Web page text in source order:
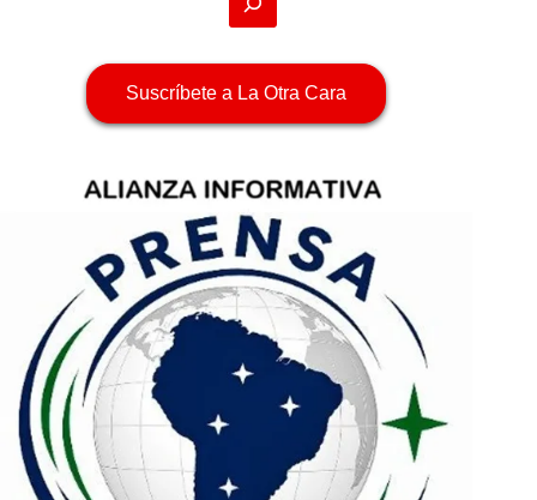
Suscríbete a La Otra Cara